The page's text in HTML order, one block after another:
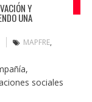
Y
UNA
MAPFRE,
sociales